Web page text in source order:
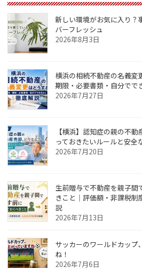
新しい環境がお気に入り？
バーフレッシュ
2026年8月3日
横浜の相続不動産の名義変
期限・必要書類・自分でで
2026年7月27日
【横浜】認知症の親の不
っておきたいルールと安全
2026年7月20日
生前贈与で不動産を親子間
きこと｜評価額・非課税
説
2026年7月13日
サッカーのワールドカップ
ね！
2026年7月6日